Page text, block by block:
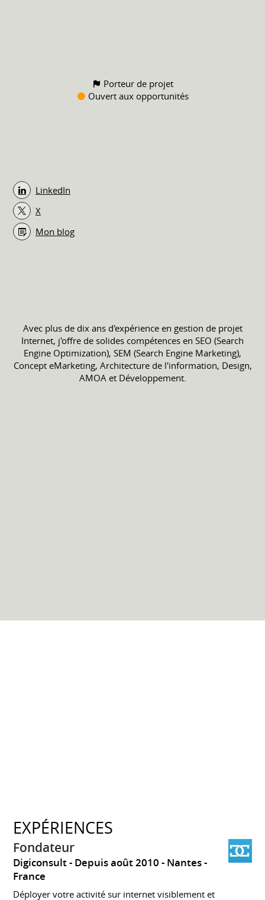
Porteur de projet
Ouvert aux opportunités
LinkedIn
X
Mon blog
Avec plus de dix ans d'expérience en gestion de projet
Internet, j'offre de solides compétences en SEO (Search
Engine Optimization), SEM (Search Engine Marketing),
Concept eMarketing, Architecture de l'information, Design,
AMOA et Développement.
EXPÉRIENCES
Fondateur
Digiconsult Depuis août 2010 Nantes
France
Déployer votre activité sur internet visiblement et